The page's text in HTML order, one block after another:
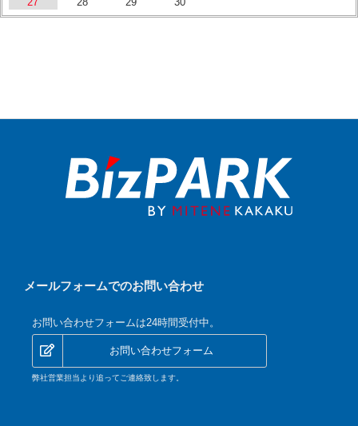
メールフォームでのお問い合わせ
お問い合わせフォームは24時間受付中。
お問い合わせフォーム
弊社営業担当より追ってご連絡致します。